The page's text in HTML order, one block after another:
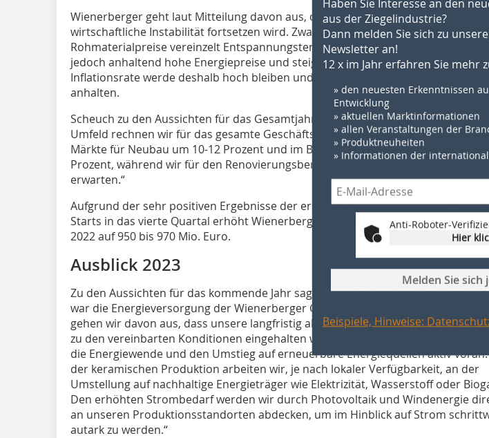
Wienerberger geht laut Mitteilung davon aus, dass sich die geopolitische und
wirtschaftliche Instabilität fortsetzen wird. Zwar zeichnen sich im Bereich der
Rohmaterialpreise vereinzelt Entspannungstendenzen ab. Der Konzern erwartet
jedoch anhaltend hohe Energiepreise und steigende Personalkosten. Die
Inflationsrate werde deshalb hoch bleiben und der Druck auf höhere Zinsen
anhalten.
Scheuch zu den Aussichten für das Gesamtjahr: „In diesem herausfordernden
Umfeld rechnen wir für das gesamte Geschäftsjahr 2022 mit einem Rückgang
Märkte für Neubau um 10-12 Prozent und im Bereich der Infrastruktur von ca. 5
Prozent, während wir für den Renovierungsbereich einer stabile
erwarten.“
Aufgrund der sehr positiven Ergebnisse der ersten drei Quartale und eines
Starts in das vierte Quartal erhöht Wienerberger die operative EBITDA-
2022 auf 950 bis 970 Mio. Euro.
Ausblick 2023
Zu den Aussichten für das kommende Jahr sagt Scheuch: „Im aktuellen
war die Energieversorgung der Wienerberger Gruppe stets gesichert. Auch für
gehen wir davon aus, dass unsere langfristig abgeschlossenen
zu den vereinbarten Konditionen eingehalten werden. Darüber hinaus treiben wir
die Energiewende und den Umstieg auf erneuerbare Energiequellen aktiv
der keramischen Produktion arbeiten wir, je nach lokaler Verfügbarkeit, an der
Umstellung auf nachhaltige Energieträger wie Elektrizität, Wasserstoff oder
Den erhöhten Strombedarf werden wir durch Photovoltaik und Windenergie
an unseren Produktionsstandorten abdecken, um im Hinblick auf Strom
autark zu werden.“
aus der Ziegelindustrie?
Dann melden Sie sich zu
Newsletter an!
12 x im Jahr erfahren Sie mehr zu:
Entwicklung
» aktuellen Marktinformationen
» allen Veranstaltungen der
» Produktneuheiten
» Informationen der
Anti-Roboter-
Hier
Melden Sie sich